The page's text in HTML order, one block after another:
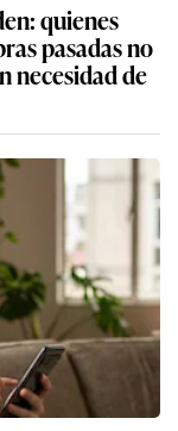
quienes
pasadas no
necesidad de